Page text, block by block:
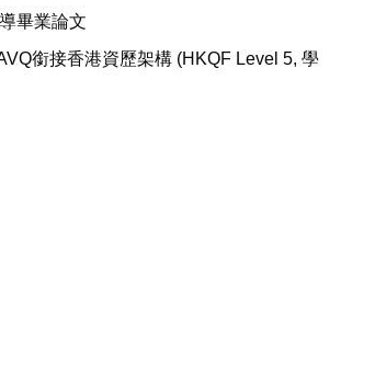
畢業論文
銜接香港資歷架構 (HKQF Level 5, 學